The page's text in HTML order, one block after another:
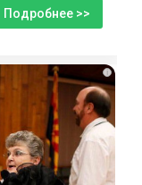
Подробнее >>
i